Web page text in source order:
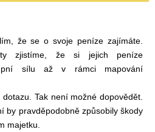
že se o svoje peníze zajímáte.
zjistíme, že si jejich peníze
sílu až v rámci mapování
Tak není možné dopovědět.
by pravděpodobně způsobily škody
majetku.